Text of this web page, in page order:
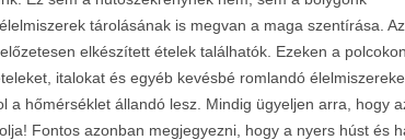
tárolásának is megvan a maga szentírása.
elkészített ételek találhatók. Ezeken a
italokat és egyéb kevésbé romlandó
a hőmérséklet állandó lesz. Mindig ügyeljen arra, hogy
Fontos azonban megjegyezni, hogy a nyers húst és